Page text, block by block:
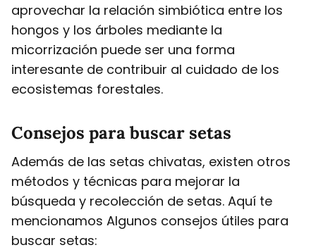
aprovechar la relación simbiótica entre los
hongos y los árboles mediante la
micorrización puede ser una forma
interesante de contribuir al cuidado de los
ecosistemas forestales.
Consejos para buscar setas
Además de las setas chivatas, existen otros
métodos y técnicas para mejorar la
búsqueda y recolección de setas. Aquí te
mencionamos Algunos consejos útiles para
buscar setas: